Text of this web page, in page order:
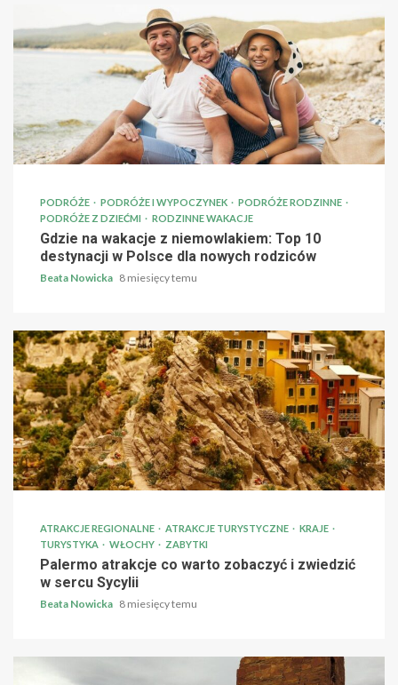
PODRÓŻE PODRÓŻE I WYPOCZYNEK
PODRÓŻE RODZINNE
PODRÓŻE Z DZIEĆMI
RODZINNE WAKACJE
Gdzie na wakacje z niemowlakiem: Top 10
destynacji w Polsce dla nowych rodziców
Beata Nowicka 8 miesięcy temu
ATRAKCJE REGIONALNE ATRAKCJE TURYSTYCZNE
KRAJE
TURYSTYKA
WŁOCHY ZABYTKI
Palermo atrakcje co warto zobaczyć i zwiedzić
w sercu Sycylii
Beata Nowicka 8 miesięcy temu